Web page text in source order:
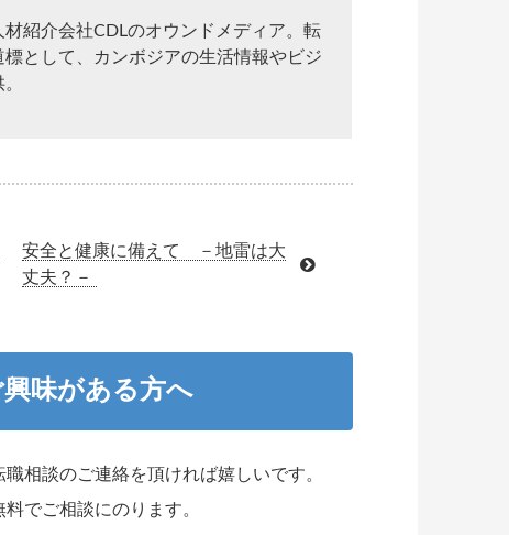
材紹介会社CDLのオウンドメディア。転
として、カンボジアの生活情報やビジ
安全と健康に備えて －地雷は大
丈夫？－
味がある方へ
相談のご連絡を頂ければ嬉しいです。
でご相談にのります。